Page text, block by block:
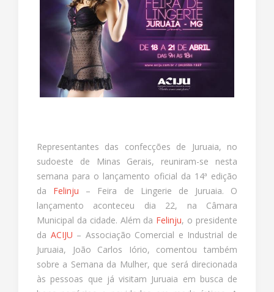
Representantes das confecções de Juruaia, no
sudoeste de Minas Gerais, reuniram-se nesta
semana para o lançamento oficial da 14ª edição
da Felinju – Feira de Lingerie de Juruaia. O
lançamento aconteceu dia 22, na Câmara
Municipal da cidade. Além da Felinju, o presidente
da ACIJU – Associação Comercial e Industrial de
Juruaia, João Carlos Iório, comentou também
sobre a Semana da Mulher, que será direcionada
às pessoas que já visitam Juruaia em busca de